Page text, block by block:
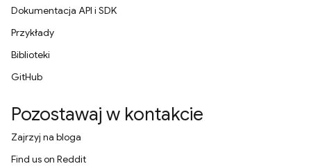
Dokumentacja API i SDK
Przykłady
Biblioteki
GitHub
Pozostawaj w kontakcie
Zajrzyj na bloga
Find us on Reddit